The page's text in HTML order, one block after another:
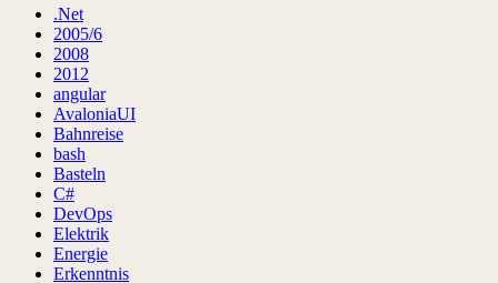
.Net
2005/6
2008
2012
angular
AvaloniaUI
Bahnreise
bash
Basteln
C#
DevOps
Elektrik
Energie
Erkenntnis